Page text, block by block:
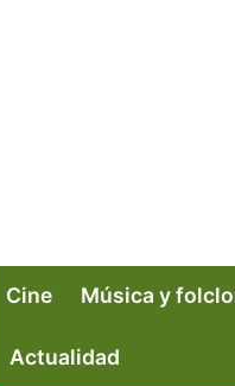
Cine Música y
Actualidad